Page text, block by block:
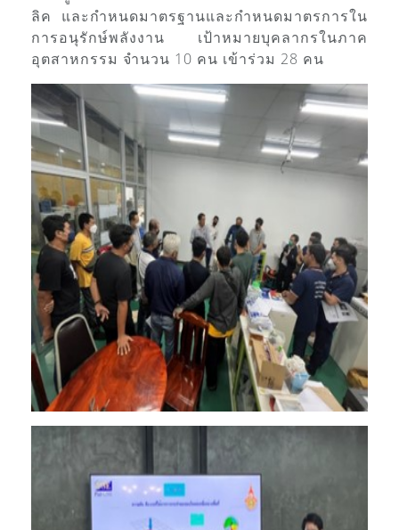
ลิค และกำหนดมาตรฐานและกำหนดมาตรการใน
การอนุรักษ์พลังงาน เป้าหมายบุคลากรในภาค
อุตสาหกรรม จำนวน 10 คน เข้าร่วม 28 คน